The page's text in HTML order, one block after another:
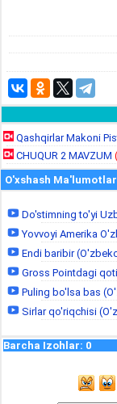
Qashqirlar Makoni
CHUQUR 2 MAVZUM
O'xshash Ma'lumotlar
Do'stimning to'yi
Yovvoyi Amerika
Endi baribir
Gross Pointdagi
Puling bo'lsa bas
Sirlar qo'riqchisi
Barcha Izohlar: 0